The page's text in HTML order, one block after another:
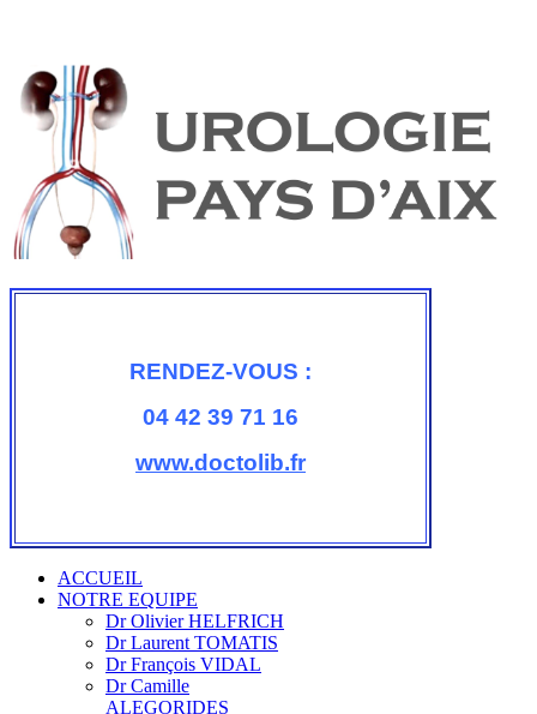
RENDEZ-VOUS :
04 42 39 71 16
www.doctolib.fr
ACCUEIL
NOTRE EQUIPE
Dr Olivier HELFRICH
Dr Laurent TOMATIS
Dr François VIDAL
Dr Camille
ALEGORIDES